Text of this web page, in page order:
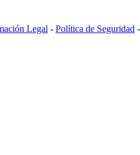
Legal - Política de Seguridad -